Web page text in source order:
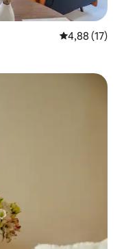
Средна
4,88 (17)